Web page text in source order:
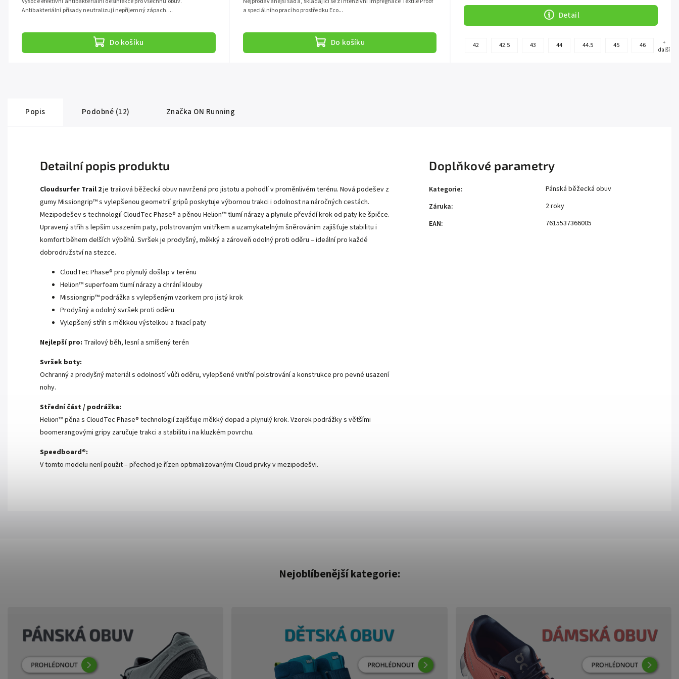
Do košíku
Antibakteriální přísady neutralizují nepříjemný zápach....
Do košíku
a speciálního pracího prostředku Eco...
Detail
42 42.5 43 44 44.5 45 46
+
další
Popis Podobné (12) Značka ON Running
Detailní popis produktu
Cloudsurfer Trail 2je trailová běžecká obuv navržená pro jistotu a pohodlí v proměnlivém terénu. Nová podešev z
gumy Missiongrip™ s vylepšenou geometrií gripů poskytuje výbornou trakci i odolnost na náročných cestách.
Mezipodešev s technologií CloudTec Phase® a pěnou Helion™ tlumí nárazy a plynule převádí krok od paty ke špičce.
Upravený střih s lepším usazením paty, polstrovaným vnitřkem a uzamykatelným šněrováním zajišťuje stabilitu i
komfort během delších výběhů. Svršek je prodyšný, měkký a zároveň odolný proti oděru – ideální pro každé
dobrodružství na stezce.
CloudTec Phase® pro plynulý došlap v terénu
Helion™ superfoam tlumí nárazy a chrání klouby
Missiongrip™ podrážka s vylepšeným vzorkem pro jistý krok
Prodyšný a odolný svršek proti oděru
Vylepšený střih s měkkou výstelkou a fixací paty
Nejlepší pro: Trailový běh, lesní a smíšený terén
Svršek boty:
Ochranný a prodyšný materiál s odolností vůči oděru, vylepšené vnitřní polstrování a konstrukce pro pevné usazení
nohy.
Střední část / podrážka:
Helion™ pěna s CloudTec Phase® technologií zajišťuje měkký dopad a plynulý krok. Vzorek podrážky s většími
boomerangovými gripy zaručuje trakci a stabilitu i na kluzkém povrchu.
Speedboard®:
V tomto modelu není použit – přechod je řízen optimalizovanými Cloud prvky v mezipodešvi.
Doplňkové parametry
Kategorie:
Pánská běžecká obuv
Záruka:
2 roky
EAN: 7615537366005
Nejoblíbenější kategorie: